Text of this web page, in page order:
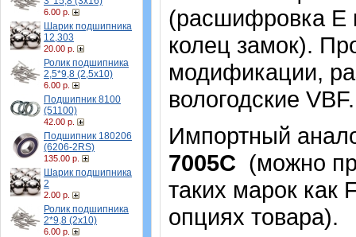
6.00 р.
Шарик подшипника
12,303
20.00 р.
Ролик подшипника
2,5*9,8 (2,5х10)
6.00 р.
Подшипник 8100
(51100)
42.00 р.
Подшипник 180206
(6206-2RS)
135.00 р.
Шарик подшипника
2
2.00 р.
Ролик подшипника
2*9,8 (2х10)
6.00 р.
(расшифровка Е
колец замок).
модификации,
вологодские
Импортный
7005С (можно
таких марок как
опциях товара).